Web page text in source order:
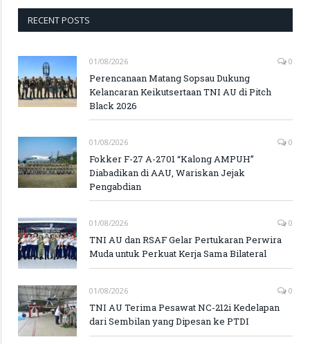
RECENT POSTS
01/08/2026 0
Perencanaan Matang Sopsau Dukung
Kelancaran Keikutsertaan TNI AU di Pitch
Black 2026
01/08/2026 0
Fokker F-27 A-2701 “Kalong AMPUH”
Diabadikan di AAU, Wariskan Jejak
Pengabdian
01/08/2026 0
TNI AU dan RSAF Gelar Pertukaran Perwira
Muda untuk Perkuat Kerja Sama Bilateral
01/08/2026 0
TNI AU Terima Pesawat NC-212i Kedelapan
dari Sembilan yang Dipesan ke PTDI